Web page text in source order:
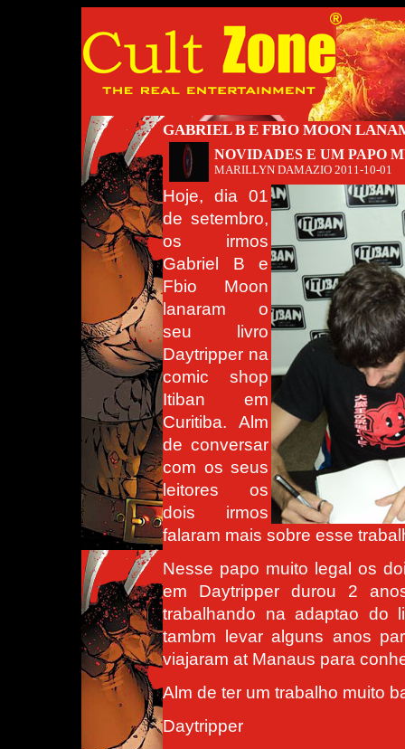
GABRIEL B E FBIO MOON
NOVIDADES E UM PAPO
MARILLYN DAMAZIO 2011-10-01
Hoje, dia 01
de setembro,
os irmos
Gabriel B e
Fbio Moon
lanaram o
seu livro
Daytripper na
comic shop
Itiban em
Curitiba. Alm
de conversar
com os seus
leitores os
dois irmos
falaram mais sobre esse
Nesse papo muito legal os
em Daytripper durou 2
trabalhando na adaptao do
tambm levar alguns anos
viajaram at Manaus para
Alm de ter um trabalho muito
Daytripper